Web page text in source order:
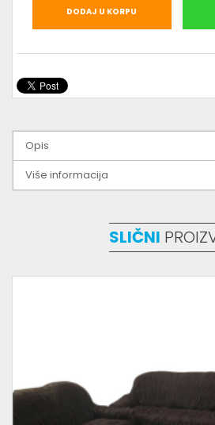
DODAJ U KORPU
Opis
Više informacija
SLIČNI